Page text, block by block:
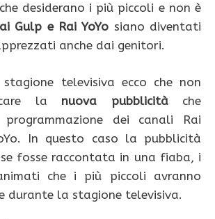
desiderano i più piccoli e non è
Gulp e Rai YoYo siano diventati
anche dai genitori.
televisiva ecco che non
la nuova pubblicità che
dei canali Rai
In questo caso la pubblicità
fosse raccontata in una fiaba, i
che i più piccoli avranno
durante la stagione televisiva.